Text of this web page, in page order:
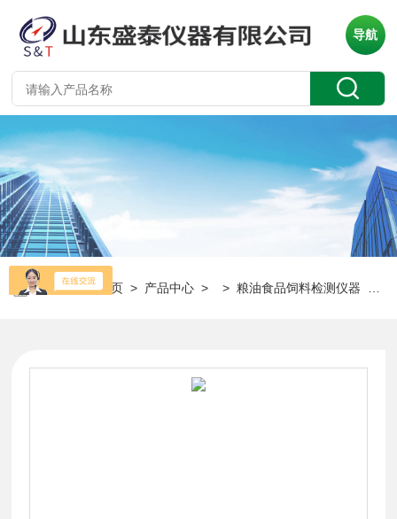
导航
当前位置：首页 > 产品中心 > >粮油食品饲料检测仪器